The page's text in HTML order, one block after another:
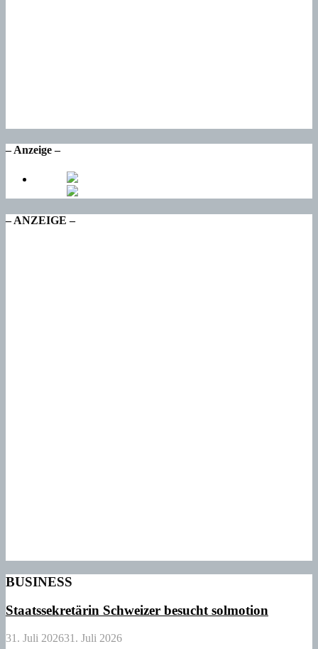
– Anzeige –
– ANZEIGE –
BUSINESS
Staatssekretärin Schweizer besucht solmotion
31. Juli 202631. Juli 2026